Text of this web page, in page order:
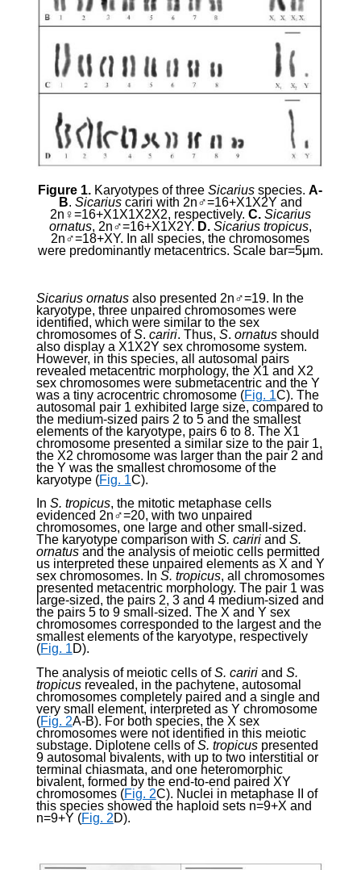
Figure 1. Karyotypes of threeSicariusspecies.A-
B. Sicarius cariri with 2n♂=16+X1X2Y and
2n♀=16+X1X1X2X2, respectively. C. Sicarius
ornatus, 2n♂=16+X1X2Y. D. Sicarius tropicus,
2n♂=18+XY. In all species, the chromosomes
were predominantly metacentrics. Scale bar=5μm.
Sicarius ornatus also presented 2n♂=19. In the
karyotype, three unpaired chromosomes were
identified, which were similar to the sex
chromosomes ofS. cariri. Thus, S. ornatus should
also display a X1X2Y sex chromosome system.
However, in this species, all autosomal pairs
revealed metacentric morphology, the X1 and X2
sex chromosomes were submetacentric and the Y
was a tiny acrocentric chromosome (Fig. 1C). The
autosomal pair 1 exhibited large size, compared to
the medium-sized pairs 2 to 5 and the smallest
elements of the karyotype, pairs 6 to 8. The X1
chromosome presented a similar size to the pair 1,
the X2 chromosome was larger than the pair 2 and
the Y was the smallest chromosome of the
karyotype (Fig. 1C).
In S. tropicus, the mitotic metaphase cells
evidenced 2n♂=20, with two unpaired
chromosomes, one large and other small-sized.
The karyotype comparison with S. cariri and S.
ornatus and the analysis of meiotic cells permitted
us interpreted these unpaired elements as X and Y
sex chromosomes. In S. tropicus, all chromosomes
presented metacentric morphology. The pair 1 was
large-sized, the pairs 2, 3 and 4 medium-sized and
the pairs 5 to 9 small-sized. The X and Y sex
chromosomes corresponded to the largest and the
smallest elements of the karyotype, respectively
(Fig. 1D).
The analysis of meiotic cells ofS. cariri and S.
tropicus revealed, in the pachytene, autosomal
chromosomes completely paired and a single and
very small element, interpreted as Y chromosome
(Fig. 2A-B). For both species, the X sex
chromosomes were not identified in this meiotic
substage. Diplotene cells ofS. tropicus presented
9 autosomal bivalents, with up to two interstitial or
terminal chiasmata, and one heteromorphic
bivalent, formed by the end-to-end paired XY
chromosomes (Fig. 2C). Nuclei in metaphase II of
this species showed the haploid sets n=9+X and
n=9+Y (Fig. 2D).